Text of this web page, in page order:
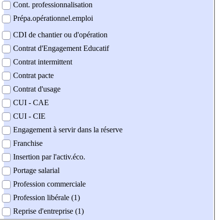
Cont. professionnalisation
Prépa.opérationnel.emploi
CDI de chantier ou d'opération
Contrat d'Engagement Educatif
Contrat intermittent
Contrat pacte
Contrat d'usage
CUI - CAE
CUI - CIE
Engagement à servir dans la réserve
Franchise
Insertion par l'activ.éco.
Portage salarial
Profession commerciale
Profession libérale (1)
Reprise d'entreprise (1)